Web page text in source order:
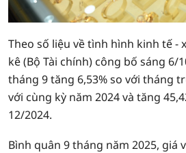
Theo số liệu về tình hình kinh tế -
kê (Bộ Tài chính) công bố sáng 6/
tháng 9 tăng 6,53% so với tháng
với cùng kỳ năm 2024 và tăng
12/2024.
Bình quân 9 tháng năm 2025, giá